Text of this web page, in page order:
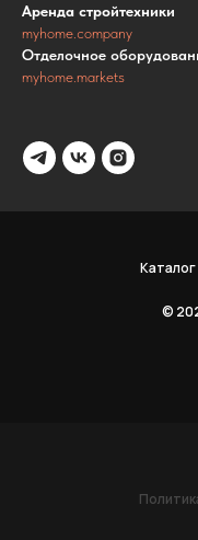
Аренда стройтехники
myhome.company
Отделочное
myhome.markets
Каталог
©